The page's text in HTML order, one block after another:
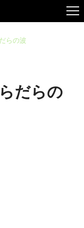
らの波
だらの